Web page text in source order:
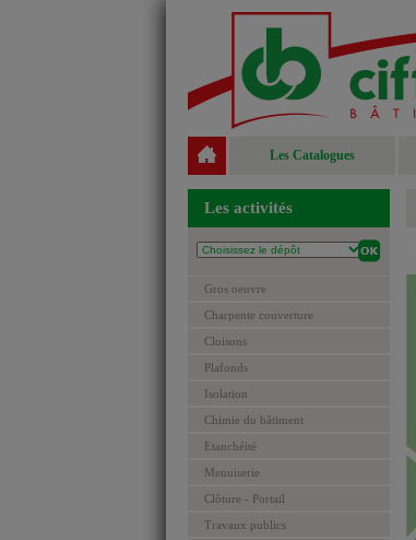
Les Catalogues
Les activités
Gros oeuvre
Charpente couverture
Cloisons
Plafonds
Isolation
Chimie du bâtiment
Etanchéité
Menuiserie
Clôture - Portail
Travaux publics